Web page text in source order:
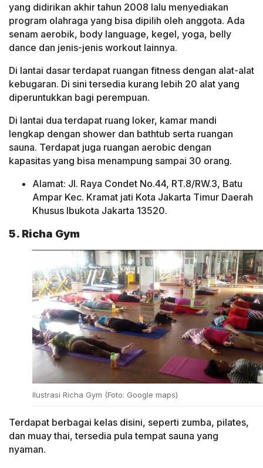
yang didirikan akhir tahun 2008 lalu menyediakan
program olahraga yang bisa dipilih oleh anggota. Ada
senam aerobik, body language, kegel, yoga, belly
dance dan jenis-jenis workout lainnya.
Di lantai dasar terdapat ruangan fitness dengan alat-alat
kebugaran. Di sini tersedia kurang lebih 20 alat yang
diperuntukkan bagi perempuan.
Di lantai dua terdapat ruang loker, kamar mandi
lengkap dengan shower dan bathtub serta ruangan
sauna. Terdapat juga ruangan aerobic dengan
kapasitas yang bisa menampung sampai 30 orang.
Alamat: Jl. Raya Condet No.44, RT.8/RW.3, Batu
Ampar Kec. Kramat jati Kota Jakarta Timur Daerah
Khusus Ibukota Jakarta 13520.
5. Richa Gym
Ilustrasi Richa Gym (Foto: Google maps)
Terdapat berbagai kelas disini, seperti zumba, pilates,
dan muay thai, tersedia pula tempat sauna yang
nyaman.